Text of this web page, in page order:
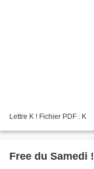
Lettre K ! Fichier PDF : K
Free du Samedi !